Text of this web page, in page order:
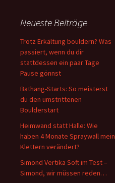
Neueste Beiträge
Trotz Erkältung bouldern? Was
passiert, wenn du dir
stattdessen ein paar Tage
Pause gönnst
Bathang-Starts: So meisterst
du den umstrittenen
Boulderstart
Heimwand statt Halle: Wie
haben 4 Monate Spraywall mein
Klettern verändert?
Simond Vertika Soft im Test –
Simond, wir müssen reden…